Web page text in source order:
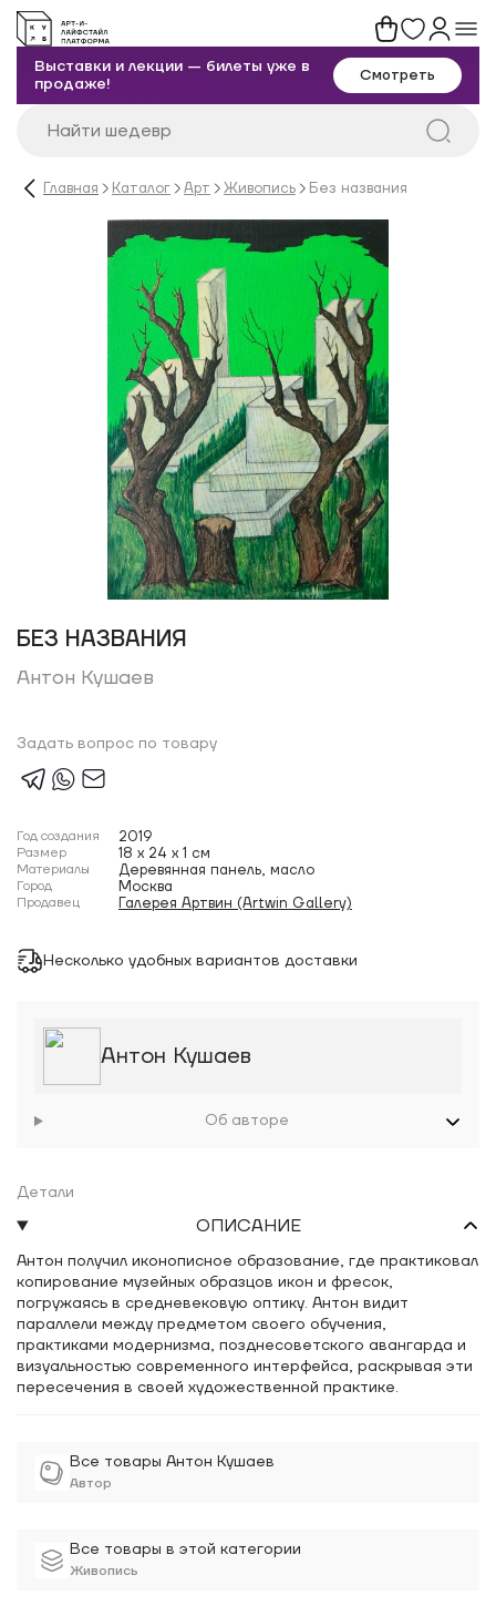
Выставки и лекции — билеты уже в
продаже!
Смотреть
Главная Каталог Арт Живопись Без названия
БЕЗ НАЗВАНИЯ
Антон Кушаев
Задать вопрос по товару
Год создания 2019
Размер 18 x 24 x 1 см
Материалы Деревянная панель, масло
Город Москва
Продавец Галерея Артвин (Artwin Gallery)
Несколько удобных вариантов доставки
Все товары Антон Кушаев
Автор
Все товары в этой категории
Живопись
Антон Кушаев
Об авторе
Детали
ОПИСАНИЕ
Антон получил иконописное образование, где практиковал
копирование музейных образцов икон и фресок,
погружаясь в средневековую оптику. Антон видит
параллели между предметом своего обучения,
практиками модернизма, позднесоветского авангарда и
визуальностью современного интерфейса, раскрывая эти
пересечения в своей художественной практике.